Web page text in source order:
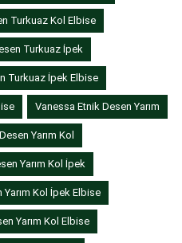
Turkuaz Kol Elbise
Turkuaz İpek
Turkuaz İpek Elbise
Vanessa Etnik Desen Yarım
Yarım Kol
Yarım Kol İpek
Kol İpek Elbise
Yarım Kol Elbise